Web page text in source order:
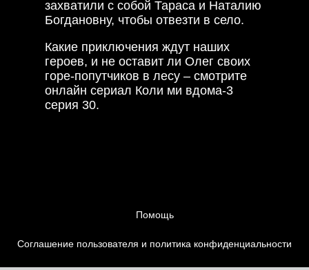
захватили с собой Тараса и Наталию
Богдановну, чтобы отвезти в село.
Какие приключения ждут наших
героев, и не оставит ли Олег своих
горе-попутчиков в лесу – смотрите
онлайн сериал Коли ми вдома-3
серия 30.
Помощь
Соглашение пользователя и политика конфиденциальности